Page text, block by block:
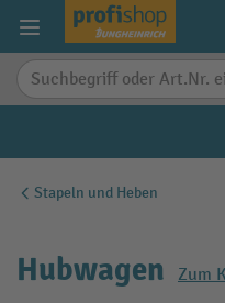
springen
Stapeln und Heben
Hubwagen Zum